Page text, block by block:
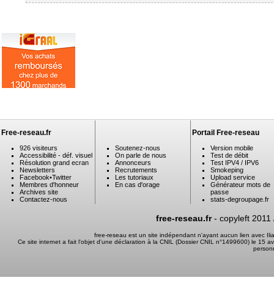
Free-reseau.fr
926 visiteurs
Accessibilité - déf. visuel
Résolution grand ecran
Newsletters
Facebook•Twitter
Membres d'honneur
Archives site
Contactez-nous
Soutenez-nous
On parle de nous
Annonceurs
Recrutements
Les tutoriaux
En cas d'orage
Portail Free-reseau
Version mobile
Test de débit
Test IPV4 / IPV6
Smokeping
Upload service
Générateur mots de
passe
stats-degroupage.fr
free-reseau.fr- copyleft 2011
free-reseau est un site indépendant n'ayant aucun lien avec
Ce site internet a fait l'objet d'une déclaration à la CNIL (Dossier CNIL n°1499600) le 15